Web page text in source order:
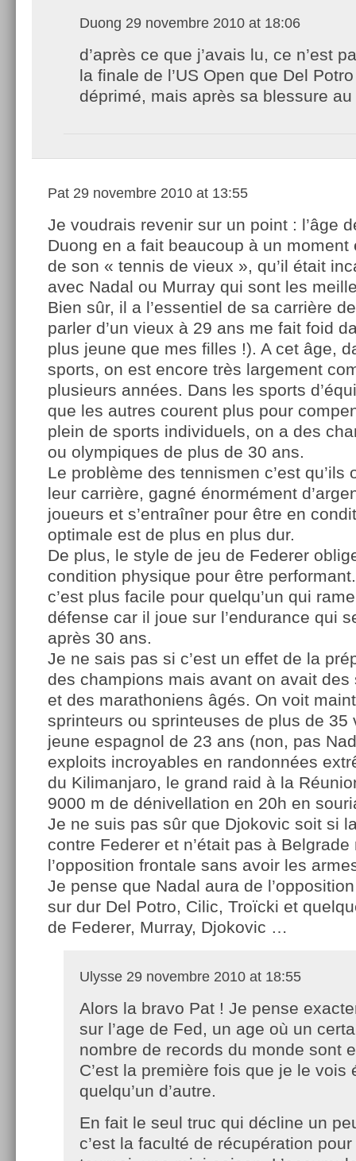
Duong 29 novembre 2010 at 18:06
d’après ce que j’avais lu, ce n’est
la finale de l’US Open que Del
déprimé, mais après sa blessure
Pat 29 novembre 2010 at 13:55
Je voudrais revenir sur un point : l’âge
Duong en a fait beaucoup à un moment
de son « tennis de vieux », qu’il était
avec Nadal ou Murray qui sont les
Bien sûr, il a l’essentiel de sa carrière
parler d’un vieux à 29 ans me fait foid
plus jeune que mes filles !). A cet âge,
sports, on est encore très largement
plusieurs années. Dans les sports
que les autres courent plus pour
plein de sports individuels, on a des
ou olympiques de plus de 30 ans.
Le problème des tennismen c’est qu’ils
leur carrière, gagné énormément
joueurs et s’entraîner pour être en
optimale est de plus en plus dur.
De plus, le style de jeu de Federer
condition physique pour être
c’est plus facile pour quelqu’un qui
défense car il joue sur l’endurance qui
après 30 ans.
Je ne sais pas si c’est un effet de la
des champions mais avant on avait des
et des marathoniens âgés. On voit
sprinteurs ou sprinteuses de plus de 35
jeune espagnol de 23 ans (non, pas
exploits incroyables en randonnées
du Kilimanjaro, le grand raid à la
9000 m de dénivellation en 20h en
Je ne suis pas sûr que Djokovic soit si
contre Federer et n’était pas à
l’opposition frontale sans avoir les
Je pense que Nadal aura de
sur dur Del Potro, Cilic, Troïcki et
de Federer, Murray, Djokovic …
Ulysse 29 novembre 2010 at 18:55
Alors la bravo Pat ! Je pense
sur l’age de Fed, un age où un
nombre de records du monde sont
C’est la première fois que je le vois
quelqu’un d’autre.
En fait le seul truc qui décline un
c’est la faculté de récupération